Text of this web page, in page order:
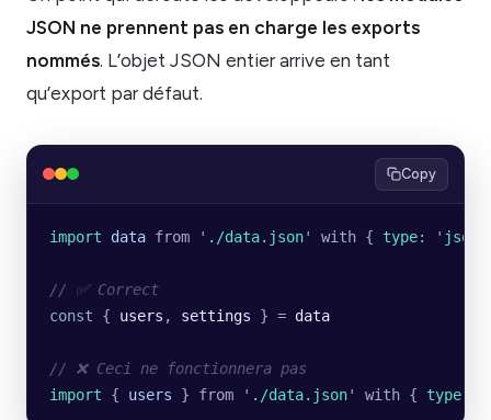
JSON ne prennent pas en charge les exports
nommés. L’objet JSON entier arrive en tant
qu’export par défaut.
Copy
import data from ' ./data.json' with { type: ' json
// ✅ Correct
const { users , settings } = data
// ❌ Ceci ne fonctionnera pas
import { users } from ' ./data.json' with { type